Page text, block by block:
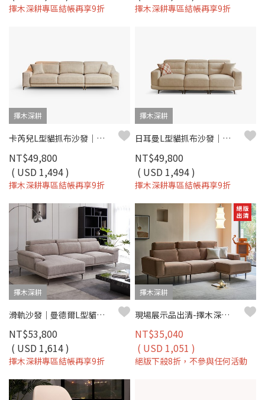
擇木深耕專區結帳再享9折 擇木深耕專區結帳再享9折
擇木深耕
卡芮兒L型貓抓布沙發｜耐磨防潑水 × 可調式頭靠 × 可拆洗布套 – 擇木深耕
NT$49,800
( USD 1,494 )
擇木深耕專區結帳再享9折
擇木深耕
日耳曼L型貓抓布沙發｜滑軌式坐墊 × 耐磨防潑水 × 可調頭靠枕 – 擇木深耕
NT$49,800
( USD 1,494 )
擇木深耕專區結帳再享9折
擇木深耕
滑軌沙發｜曼德爾L型貓抓布沙發｜ 可調頭枕 × 耐磨防潑水 × 左右型–擇木深耕
NT$53,800
( USD 1,614 )
擇木深耕專區結帳再享9折
擇木深耕
現場展示品出清-擇木深耕-馬德諾L型貓抓布沙發
NT$35,040
( USD 1,051 )
絕版下殺8折，不參與任何活動